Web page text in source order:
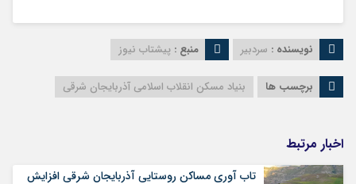
نویسنده : سردبیر منبع : پیشتاب نیوز
برچسب ها بنیاد مسکن انقلاب اسلامی آذربایجان شرقی
اخبار مرتبط
تاب آوری مساکن روستایی آذربایجان شرقی افزایش